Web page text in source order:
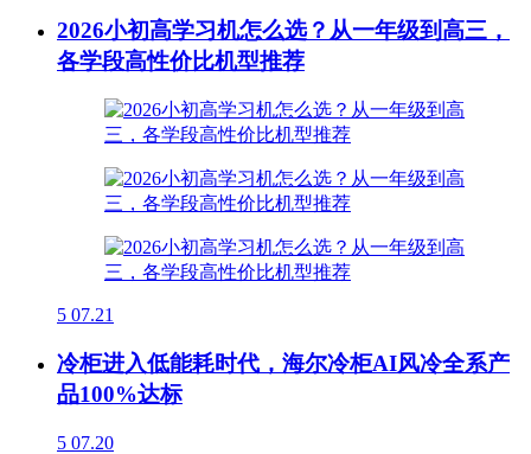
2026小初高学习机怎么选？从一年级到高三，
各学段高性价比机型推荐
5 07.21
冷柜进入低能耗时代，海尔冷柜AI风冷全系产
品100%达标
5 07.20